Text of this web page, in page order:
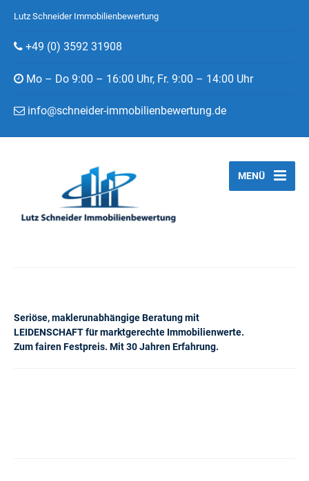
Lutz Schneider Immobilienbewertung
+49 (0) 3592 31908
Mo – Do 9:00 – 16:00 Uhr, Fr. 9:00 – 14:00 Uhr
info@schneider-immobilienbewertung.de
Seriöse, maklerunabhängige Beratung mit
LEIDENSCHAFT für marktgerechte Immobilienwerte.
Zum fairen Festpreis. Mit 30 Jahren Erfahrung.
MENÜ